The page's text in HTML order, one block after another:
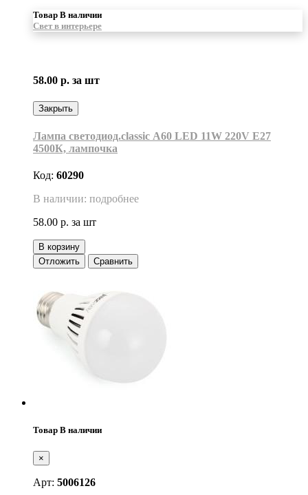
Товар В наличии
Свет в интерьере
58.00 р. за шт
Закрыть
Лампа светодиод.classic А60 LED 11W 220V E27
4500К, лампочка
Код: 60290
В наличии: подробнее
58.00 р. за шт
В корзину
Отложить
Сравнить
Товар В наличии
×
Арт: 5006126